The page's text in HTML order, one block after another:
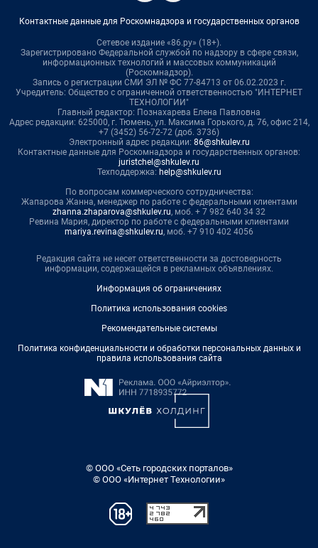
Контактные данные для Роскомнадзора и государственных органов
Сетевое издание «86.ру» (18+).
Зарегистрировано Федеральной службой по надзору в сфере связи,
информационных технологий и массовых коммуникаций
(Роскомнадзор).
Запись о регистрации СМИ ЭЛ № ФС 77-84713 от 06.02.2023 г.
Учредитель: Общество с ограниченной ответственностью "ИНТЕРНЕТ
ТЕХНОЛОГИИ"
Главный редактор: Познахарева Елена Павловна
Адрес редакции: 625000, г. Тюмень, ул. Максима Горького, д. 76, офис 214,
+7 (3452) 56-72-72 (доб. 3736)
Электронный адрес редакции: 86@shkulev.ru
Контактные данные для Роскомнадзора и государственных органов:
juristchel@shkulev.ru
Техподдержка: help@shkulev.ru
По вопросам коммерческого сотрудничества:
Жапарова Жанна, менеджер по работе с федеральными клиентами
zhanna.zhaparova@shkulev.ru, моб. + 7 982 640 34 32
Ревина Мария, директор по работе с федеральными клиентами
mariya.revina@shkulev.ru, моб. +7 910 402 4056
Редакция сайта не несет ответственности за достоверность
информации, содержащейся в рекламных объявлениях.
Информация об ограничениях
Политика использования cookies
Рекомендательные системы
Политика конфиденциальности и обработки персональных данных и
правила использования сайта
© ООО «Сеть городских порталов»
© ООО «Интернет Технологии»